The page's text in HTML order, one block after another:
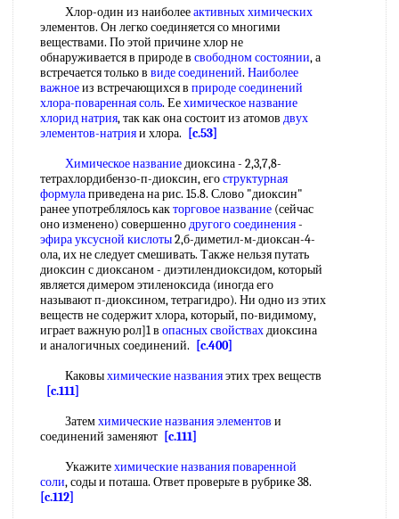
Хлор-один из наиболееактивных химических
элементов. Он легко соединяется со многими
веществами. По этой причине хлор не
обнаруживается в природе в свободном состоянии, а
встречается только в виде соединений. Наиболее
важноеиз встречающихся в природе соединений
хлора-поваренная соль. Еехимическое название
хлорид натрия, так как она состоит из атомов двух
элементов-натрияи хлора.
[c.53]
Химическое названиедиоксина - 2,3,7,8-
тетрахлордибензо-п-диоксин, егоструктурная
формулаприведена на рис. 15.8. Слово "диоксин"
ранее употреблялось какторговое название (сейчас
оно изменено) совершеннодругого соединения-
эфира уксусной кислоты2,б-диметил-м-диоксан-4-
ола, их не следует смешивать. Также нельзя путать
диоксин с диоксаном - диэтилендиоксидом, который
является димером этиленоксида (иногда его
называют п-диоксином, тетрагидро). Ни одно из этих
веществ не содержит хлора, который, по-видимому,
играет важную рол]1 в опасных свойствахдиоксина
и аналогичных соединений.
[c.400]
Каковыхимические названияэтих трех веществ
[c.111]
Затемхимические названия элементов и
соединений заменяют [c.111]
Укажитехимические названияповаренной
соли, соды и поташа. Ответ проверьте в рубрике 38.
[c.112]